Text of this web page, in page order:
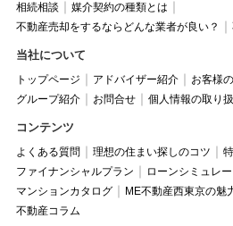
相続相談
媒介契約の種類とは
不動産売却をするならどんな業者が良い？
当社について
トップページ アドバイザー紹介 お客様
グループ紹介
お問合せ 個人情報の取り
コンテンツ
よくある質問 理想の住まい探しのコツ
ファイナンシャルプラン
ローンシミュレ
マンションカタログ
ME不動産西東京の魅
不動産コラム